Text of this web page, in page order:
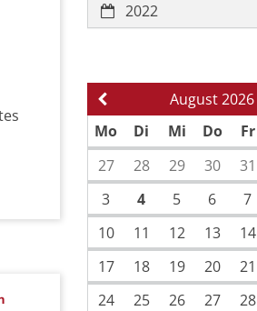
2022
Vorherige Seite
August 2026
Mo Di Mi Do Fr
27
28 29 30 31
3
4 5 6 7
10
11 12 13 14
17
18 19 20 21
24
25 26 27 28